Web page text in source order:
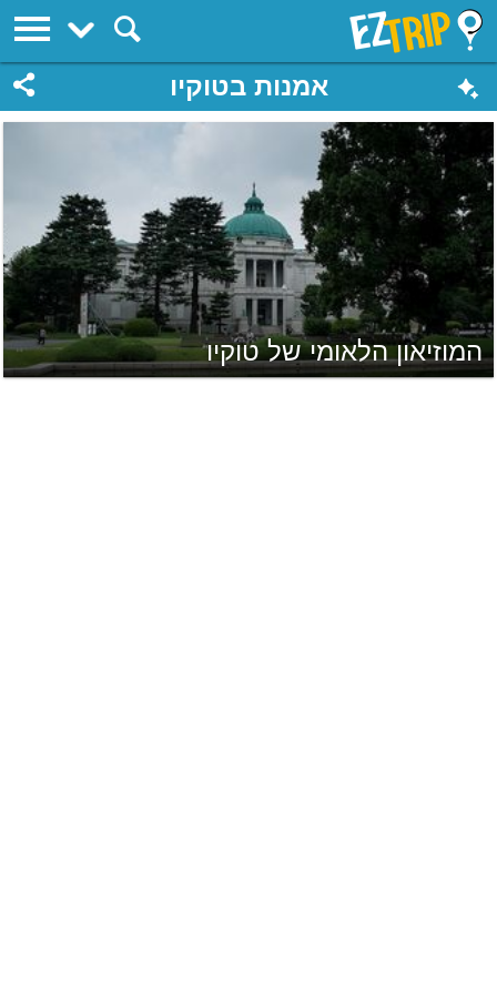
EZTrip
אמנות בטוקיו
המוזיאון הלאומי של טוקיו